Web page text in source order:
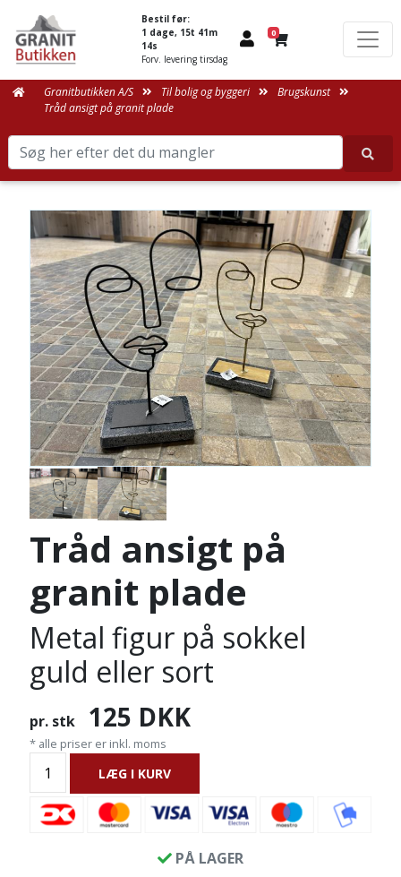
Tråd ansigt på
granit plade
Metal figur på sokkel
guld eller sort
pr. stk 125 DKK
* alle priser er inkl. moms
LÆG I KURV
PÅ LAGER
Bestil før:
1 dage, 15t 41m
14s
Forv. levering tirsdag
0
Granitbutikken A/S Til bolig og byggeri
Brugskunst
Tråd ansigt på granit plade